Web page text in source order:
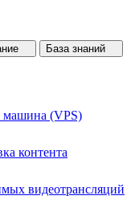
База знаний
машина (VPS)
контента
видеотрансляций